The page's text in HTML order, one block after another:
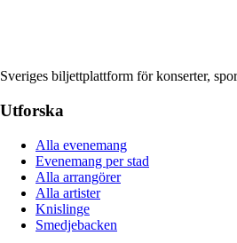
Sveriges biljettplattform för konserter,
Utforska
Alla evenemang
Evenemang per stad
Alla arrangörer
Alla artister
Knislinge
Smedjebacken